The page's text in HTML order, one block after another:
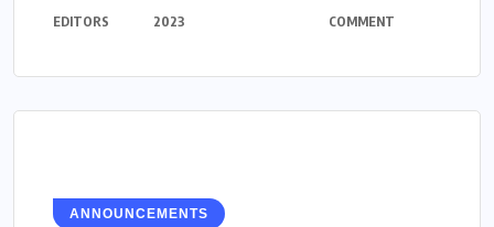
EDITORS
2023
COMMENT
ANNOUNCEMENTS